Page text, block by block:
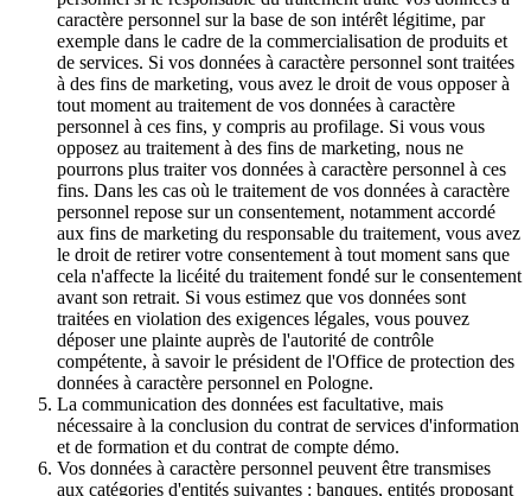
caractère personnel sur la base de son intérêt légitime, par
exemple dans le cadre de la commercialisation de produits et
de services. Si vos données à caractère personnel sont traitées
à des fins de marketing, vous avez le droit de vous opposer à
tout moment au traitement de vos données à caractère
personnel à ces fins, y compris au profilage. Si vous vous
opposez au traitement à des fins de marketing, nous ne
pourrons plus traiter vos données à caractère personnel à ces
fins. Dans les cas où le traitement de vos données à caractère
personnel repose sur un consentement, notamment accordé
aux fins de marketing du responsable du traitement, vous avez
le droit de retirer votre consentement à tout moment sans que
cela n'affecte la licéité du traitement fondé sur le consentement
avant son retrait. Si vous estimez que vos données sont
traitées en violation des exigences légales, vous pouvez
déposer une plainte auprès de l'autorité de contrôle
compétente, à savoir le président de l'Office de protection des
données à caractère personnel en Pologne.
La communication des données est facultative, mais
nécessaire à la conclusion du contrat de services d'information
et de formation et du contrat de compte démo.
Vos données à caractère personnel peuvent être transmises
aux catégories d'entités suivantes : banques, entités proposant